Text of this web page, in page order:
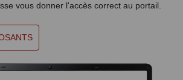
vous donner l'accès correct au portail.